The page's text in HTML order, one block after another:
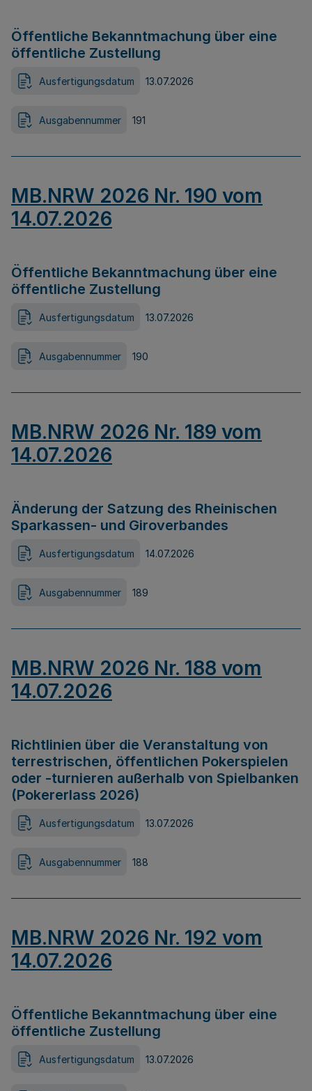
Öffentliche Bekanntmachung über eine
öffentliche Zustellung
Ausfertigungsdatum 13.07.2026
Ausgabennummer 191
MB.NRW 2026 Nr. 190 vom
14.07.2026
Öffentliche Bekanntmachung über eine
öffentliche Zustellung
Ausfertigungsdatum 13.07.2026
Ausgabennummer 190
MB.NRW 2026 Nr. 189 vom
14.07.2026
Änderung der Satzung des Rheinischen
Sparkassen- und Giroverbandes
Ausfertigungsdatum 14.07.2026
Ausgabennummer 189
MB.NRW 2026 Nr. 188 vom
14.07.2026
Richtlinien über die Veranstaltung von
terrestrischen, öffentlichen Pokerspielen
oder -turnieren außerhalb von Spielbanken
(Pokererlass 2026)
Ausfertigungsdatum 13.07.2026
Ausgabennummer 188
MB.NRW 2026 Nr. 192 vom
14.07.2026
Öffentliche Bekanntmachung über eine
öffentliche Zustellung
Ausfertigungsdatum 13.07.2026